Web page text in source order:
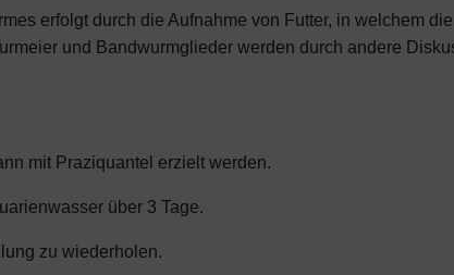
erfolgt durch die Aufnahme von Futter, in welchem
und Bandwurmglieder werden durch andere
mit Praziquantel erzielt werden.
über 3 Tage.
zu wiederholen.